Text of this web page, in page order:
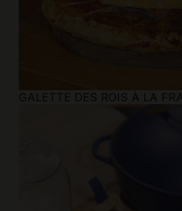
GALETTE DES ROIS À LA